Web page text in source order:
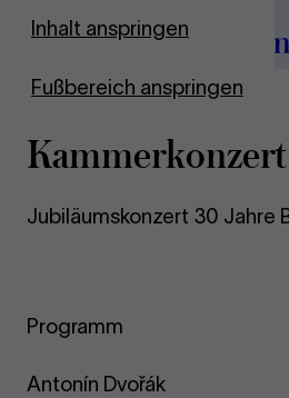
Inhalt anspringen
Fußbereich anspringen
Zur Startseite
Jubiläumskonzert 30 Jahre
Programm
Antonín Dvořák